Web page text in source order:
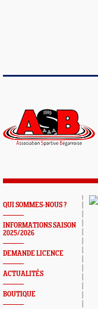
QUI SOMMES-NOUS ?
INFORMATIONS SAISON
2025/2026
DEMANDE LICENCE
ACTUALITÉS
BOUTIQUE